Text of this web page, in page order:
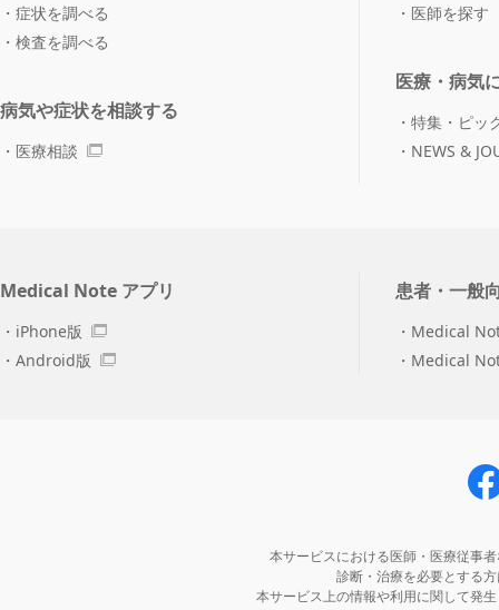
症状を調べる
検査を調べる
病気や症状を相談する
医療相談
医師を探す
医療・病気
特集・ピッ
NEWS &
Medical Note アプリ
iPhone版
Android版
患者・一般
Medical
Medical
本サービスにおける医師・医療従事
診断・治療を必要とする
本サービス上の情報や利用に関して発